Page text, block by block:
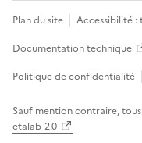
Plan du site Accessibilité
Documentation technique
Politique de confidentialité
Sauf mention contraire,
etalab-2.0